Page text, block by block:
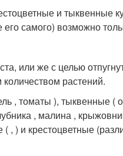
и тыквенные
самого) возможно
или же с целью
растений.
, томаты ), тыквенные (
, малина ,
, ) и крестоцветные